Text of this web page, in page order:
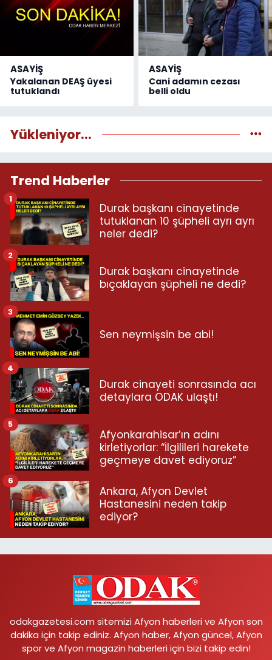
ASAYİŞ
Yakalanan DEAŞ üyesi
tutuklandı
ASAYİŞ
Cani adamın cezası
belli oldu
Yükleniyor...
Trend Haberler
Durak başkanı cinayetinde
tutuklanan 10 şüpheli ayrı ayrı
neler dedi?
1
Durak başkanı cinayetinde
bıçaklayan şüpheli ne dedi?
2
Sen neymişsin be abi!
3
Durak cinayeti sonrasında acı
detaylara ODAK ulaştı!
4
Afyonkarahisar’ın adını
kirletiyorlar: “İlgilileri harekete
geçmeye davet ediyoruz”
5
Ankara, Afyon Devlet
Hastanesini neden takip
ediyor?
6
odakgazetesi.com sitemizi Afyon haberleri ve Afyon son
dakika için takip ediniz. Afyon haber, Afyon güncel, Afyon
spor ve Afyon magazin haberleri için bizi takip edin!